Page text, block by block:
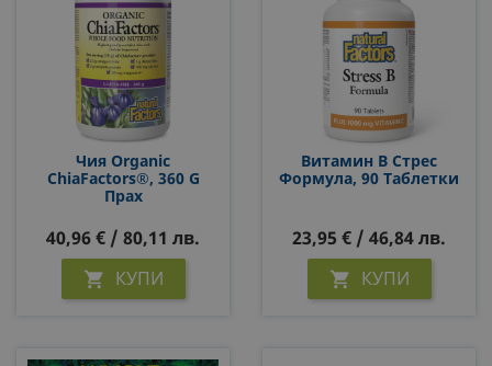
Чия Organic
ChiaFactors®, 360 G
Прах
40,96 € / 80,11 лв.
 КУПИ
Витамин B Стрес
Формула, 90 Таблетки
23,95 € / 46,84 лв.
 КУПИ